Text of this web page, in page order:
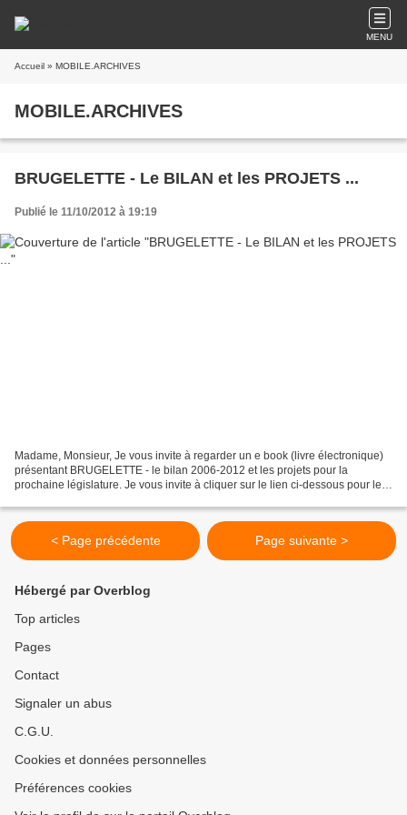
MENU
Accueil » MOBILE.ARCHIVES
MOBILE.ARCHIVES
BRUGELETTE - Le BILAN et les PROJETS ...
Publié le 11/10/2012 à 19:19
Madame, Monsieur, Je vous invite à regarder un e book (livre électronique)
présentant BRUGELETTE - le bilan 2006-2012 et les projets pour la
prochaine législature. Je vous invite à cliquer sur le lien ci-dessous pour le
< Page précédente Page suivante >
Hébergé par Overblog
Top articles
Pages
Contact
Signaler un abus
C.G.U.
Cookies et données personnelles
Préférences cookies